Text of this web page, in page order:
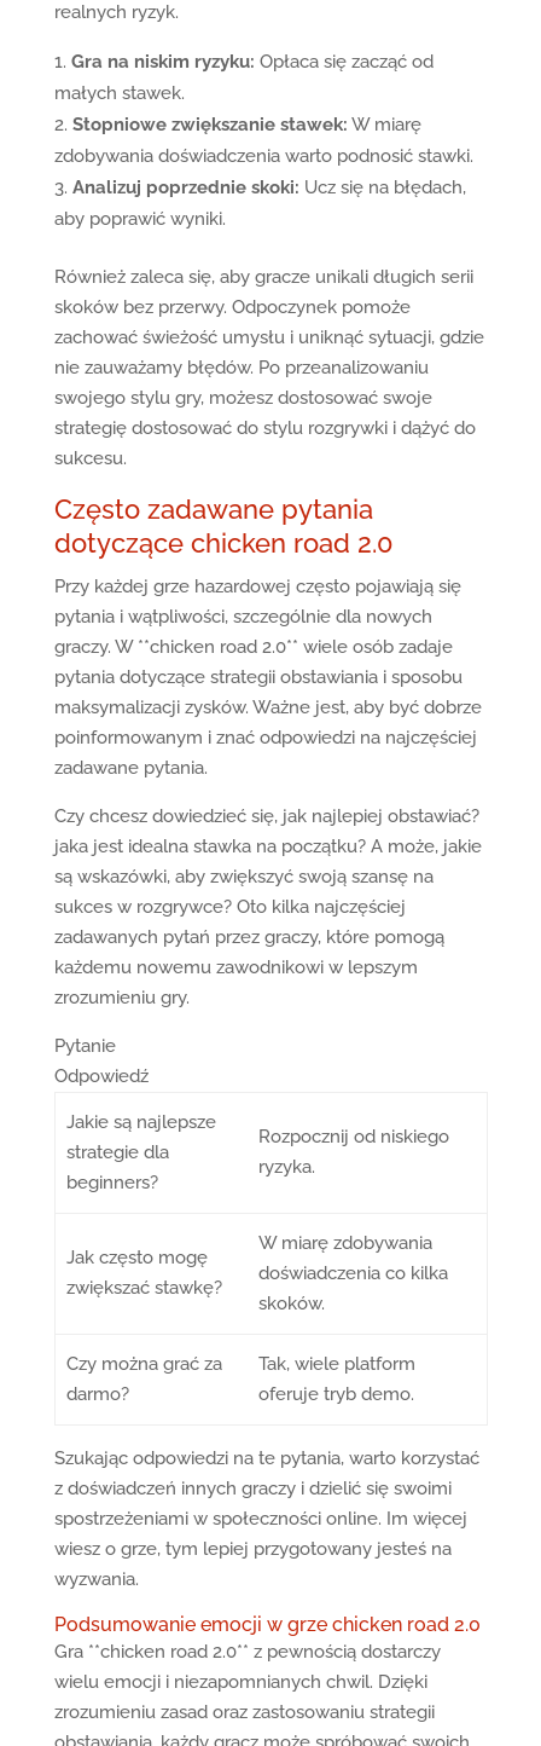
realnych ryzyk.
Gra na niskim ryzyku: Opłaca się zacząć od
małych stawek.
Stopniowe zwiększanie stawek: W miarę
zdobywania doświadczenia warto podnosić stawki.
Analizuj poprzednie skoki: Ucz się na błędach,
aby poprawić wyniki.
Również zaleca się, aby gracze unikali długich serii
skoków bez przerwy. Odpoczynek pomoże
zachować świeżość umysłu i uniknąć sytuacji, gdzie
nie zauważamy błędów. Po przeanalizowaniu
swojego stylu gry, możesz dostosować swoje
strategię dostosować do stylu rozgrywki i dążyć do
sukcesu.
Często zadawane pytania
dotyczące chicken road 2.0
Przy każdej grze hazardowej często pojawiają się
pytania i wątpliwości, szczególnie dla nowych
graczy. W **chicken road 2.0** wiele osób zadaje
pytania dotyczące strategii obstawiania i sposobu
maksymalizacji zysków. Ważne jest, aby być dobrze
poinformowanym i znać odpowiedzi na najczęściej
zadawane pytania.
Czy chcesz dowiedzieć się, jak najlepiej obstawiać?
jaka jest idealna stawka na początku? A może, jakie
są wskazówki, aby zwiększyć swoją szansę na
sukces w rozgrywce? Oto kilka najczęściej
zadawanych pytań przez graczy, które pomogą
każdemu nowemu zawodnikowi w lepszym
zrozumieniu gry.
Pytanie
Odpowiedź
Jakie są najlepsze
strategie dla
beginners?
Rozpocznij od niskiego
ryzyka.
Jak często mogę
zwiększać stawkę?
W miarę zdobywania
doświadczenia co kilka
skoków.
Czy można grać za
darmo?
Tak, wiele platform
oferuje tryb demo.
Szukając odpowiedzi na te pytania, warto korzystać
z doświadczeń innych graczy i dzielić się swoimi
spostrzeżeniami w społeczności online. Im więcej
wiesz o grze, tym lepiej przygotowany jesteś na
wyzwania.
Podsumowanie emocji w grze chicken road 2.0
Gra **chicken road 2.0** z pewnością dostarczy
wielu emocji i niezapomnianych chwil. Dzięki
zrozumieniu zasad oraz zastosowaniu strategii